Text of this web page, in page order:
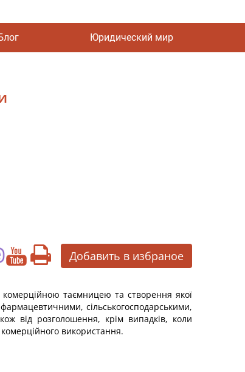
Юридический мир
Добавить в избраное
комерційною таємницею та створення якої
сільськогосподарськими,
від розголошення, крім випадків, коли
використання.